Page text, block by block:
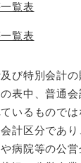
覧表
覧表
び特別会計の
表中、普通
いるもので
計区分であ
病院等の公